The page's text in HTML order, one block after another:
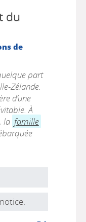
du
de
part
Zélande.
d’une
À
la famille